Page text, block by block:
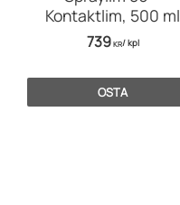
Kontaktlim, 500 ml
739KR/kpl
OSTA